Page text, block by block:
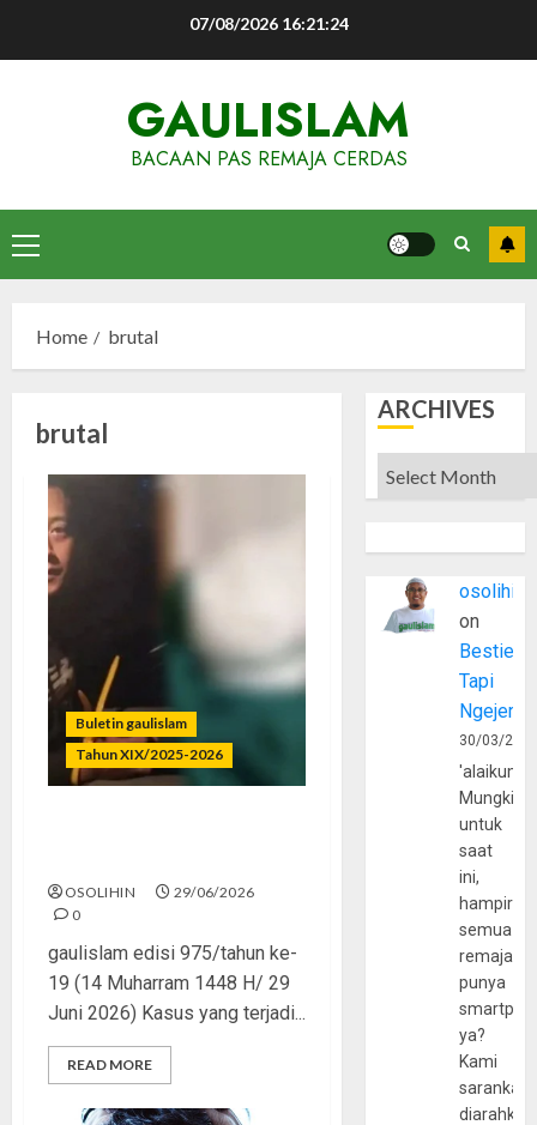
07/08/2026 16:21:25
GAULISLAM
BACAAN PAS REMAJA CERDAS
Primary
Menu
Home brutal
brutal
Buletin gaulislam
Tahun XIX/2025-2026
OSOLIHIN
29/06/2026
0
gaulislam edisi 975/tahun ke-
19 (14 Muharram 1448 H/ 29
Juni 2026) Kasus yang terjadi...
READ MORE
ARCHIVES
Archives
osolihin
on
Bestie
Tapi
30/03/
Mungkin
untuk
saat
ini,
hampir
semua
remaja
punya
ya?
Kami
sarankan,
diarahkan